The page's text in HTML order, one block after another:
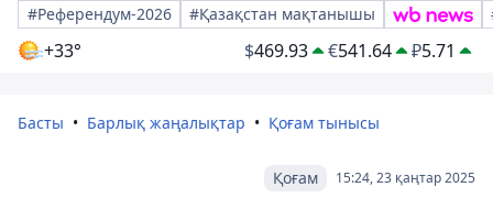
#Референдум-2026
#Қазақстан мақтанышы
+33° $469.93 €541.64 ₽5.71
Басты Барлық жаңалықтар Қоғам тынысы
15:24, 23 қаңтар 2025
Қоғам